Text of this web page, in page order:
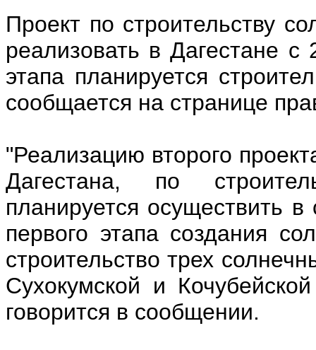
Проект по строительству
реализовать в Дагестане
этапа планируется
сообщается на странице
"Реализацию второго
Дагестана, по
планируется осуществить
первого этапа создания
строительство трех
Сухокумской и
говорится в сообщении.